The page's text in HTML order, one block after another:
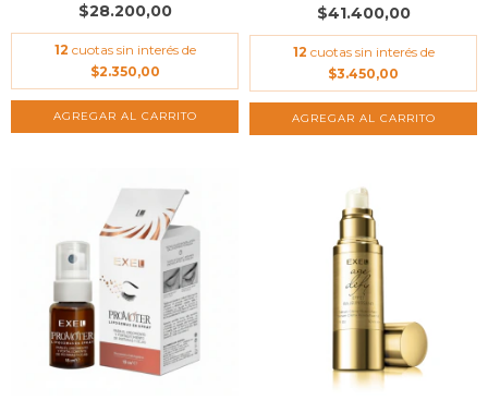
$28.200,00
12 cuotas sin interés de
$2.350,00
AGREGAR AL CARRITO
$41.400,00
12 cuotas sin interés de
$3.450,00